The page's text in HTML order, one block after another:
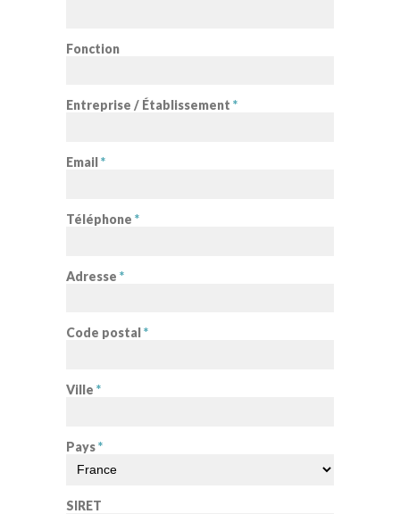
Fonction
Entreprise / Établissement *
Email*
Téléphone *
Adresse *
Code postal *
Ville *
Pays*
SIRET